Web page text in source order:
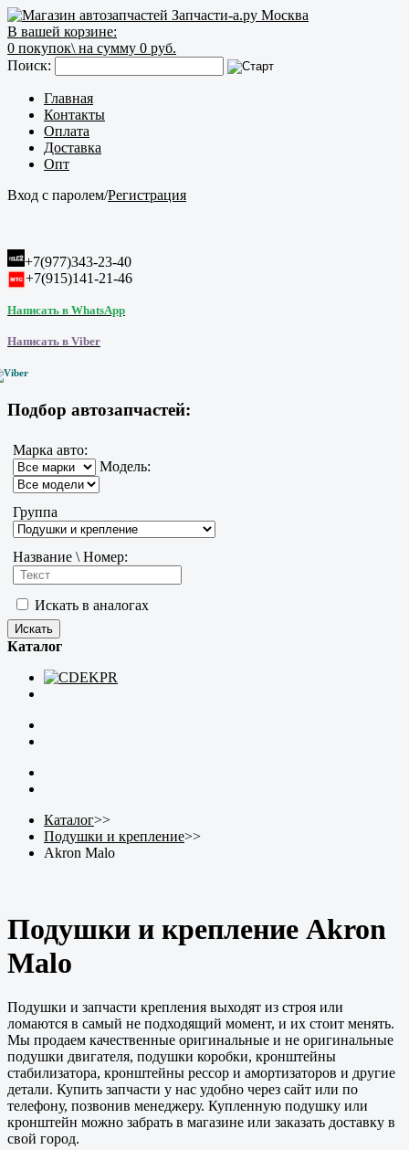
В вашей корзине:
0 покупок\ на сумму 0 руб.
Поиск:
Главная
Контакты
Оплата
Доставка
Опт
Вход с паролем/Регистрация
+7(977)343-23-40
+7(915)141-21-46
Написать в WhatsApp
Написать в Viber
Подбор автозапчастей:
Марка авто:
Модель:
Группа
Название \ Номер:
Искать в аналогах
Каталог
Каталог>>
Подушки и крепление>>
Akron Malo
Подушки и крепление Akron
Malo
Подушки и запчасти крепления выходят из строя или
ломаются в самый не подходящий момент, и их стоит менять.
Мы продаем качественные оригинальные и не оригинальные
подушки двигателя, подушки коробки, кронштейны
стабилизатора, кронштейны рессор и амортизаторов и другие
детали. Купить запчасти у нас удобно через сайт или по
телефону, позвонив менеджеру. Купленную подушку или
кронштейн можно забрать в магазине или заказать доставку в
свой город.